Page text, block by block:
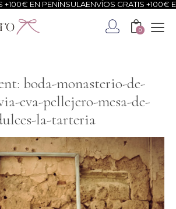
EN PENÍNSULAENVÍOS GRATIS +100€ EN
0
boda-monasterio-de-
eva-pellejero-mesa-de-
la-tarteria